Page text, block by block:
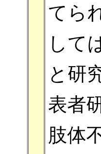
てら
して
と研
表者
肢体